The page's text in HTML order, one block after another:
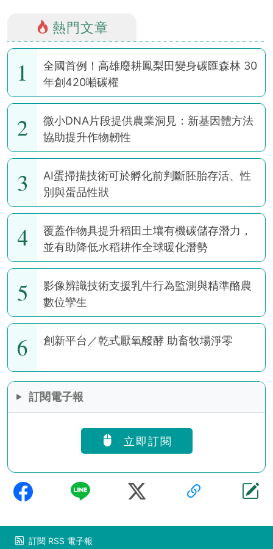
熱門文章
1
全國首例！高雄廢耕鳳梨田變身碳匯森林 30
年創420噸碳權
2
微小DNA片段提供農業洞見：新基因體方法
協助提升作物韌性
3
AI蛋掃描技術可於孵化前判斷胚胎存活、性
別與蛋品性狀
4
覆蓋作物具提升稻田土壤有機碳儲存潛力，
並有助降低水稻耕作全球暖化潛勢
5
影像辨識技術支援乳牛行為監測與精準酪農
數位孿生
6 創新平台／乾式厭氧醱酵 助畜牧場淨零
訂閱電子報
立即訂閱
訂閱 RSS 電子報